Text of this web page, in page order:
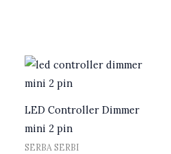
LED Controller Dimmer
mini 2 pin
SERBA SERBI